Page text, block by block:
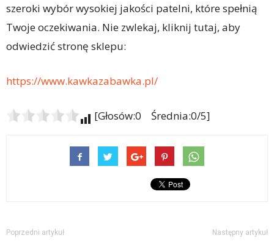
szeroki wybór wysokiej jakości patelni, które spełnią
Twoje oczekiwania. Nie zwlekaj, kliknij tutaj, aby
odwiedzić stronę sklepu:
https://www.kawkazabawka.pl/
[Głosów:0 Średnia:0/5]
Poprzedni artykuł Następny artykuł